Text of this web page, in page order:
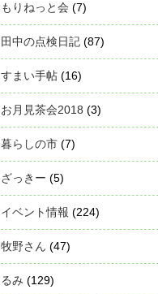
もりねっと会 (7)
田中の点検日記 (87)
すまい手帖 (16)
お月見茶会2018 (3)
暮らしの市 (7)
ざっきー (5)
イベント情報 (224)
牧野さん (47)
るみ (129)